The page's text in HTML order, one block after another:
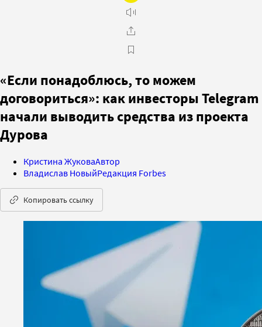
«Если понадоблюсь, то можем
договориться»: как инвесторы Telegram
начали выводить средства из проекта
Дурова
Кристина ЖуковаАвтор
Владислав НовыйРедакция Forbes
Копировать ссылку